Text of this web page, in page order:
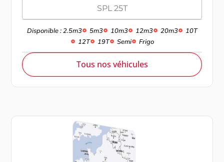
SPL 25T
Disponible : 2.5m3 5m3 10m3 12m3 20m3
10T
12T
19T Semi Frigo
Tous nos véhicules